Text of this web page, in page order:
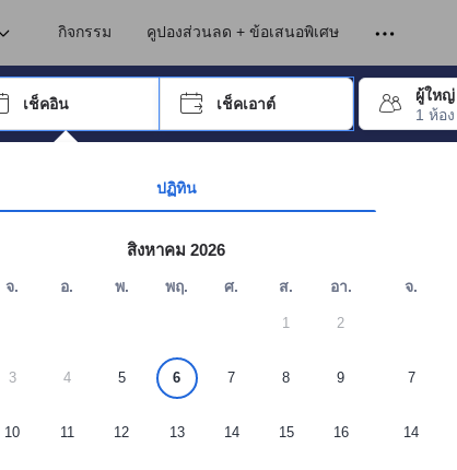
กิจกรรม คูปองส่วนลด + ข้อเสนอพิเศษ
อนหาคำที่ต้องการ แล้วกดปุ่ม Enter เพื่อเลือก
เช็คอิน เช็คเอาต์
ผู้ให
1 ห้อง
เพื่อเลือกวันที่ ใช้ปุ่มลูกศรเพื่อเลือกวันเช็คอินและเช็คเอาต์ เมื่อไปถึง
ปฏิทิน
สิงหาคม 2026
จ. อ. พ. พฤ. ศ. ส. อา.
1 2
3 4 5 6 7 8 9
10 11 12 13 14 15 16
จ.
7
14
แนนรีวิวและความคิดเห็นที่แสดงบนอโกด้า จึงมาจากประสบการณ์ต
ม